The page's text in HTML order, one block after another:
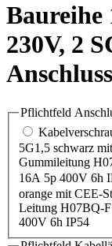
Baureihe
230V, 2
Anschluss
Pflichtfeld
5G1,5 schwarz
Gummileitung
16A 5p 400V 6h
orange mit CEE-
Leitung H07BQ-
400V 6h IP54